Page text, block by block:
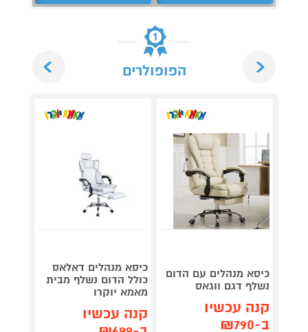
הפופולרים
כיסא מנהלים עם הדום
נשלף דגם ווגאס
קנה עכשיו
ב-₪790
כיסא מנהלים דאלאס
כולל הדום נשלף מבית
מאמא יוקרו
קנה עכשיו